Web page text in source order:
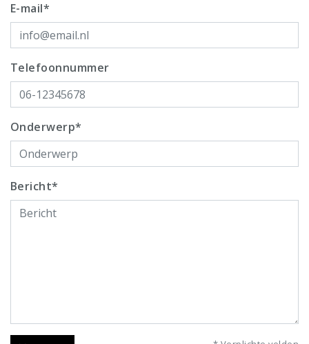
E-mail*
Telefoonnummer
Onderwerp*
Bericht*